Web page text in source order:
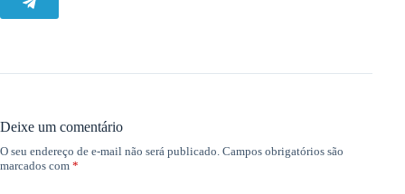
Deixe um comentário
O seu endereço de e-mail não será publicado. Campos obrigatórios são
marcados com *